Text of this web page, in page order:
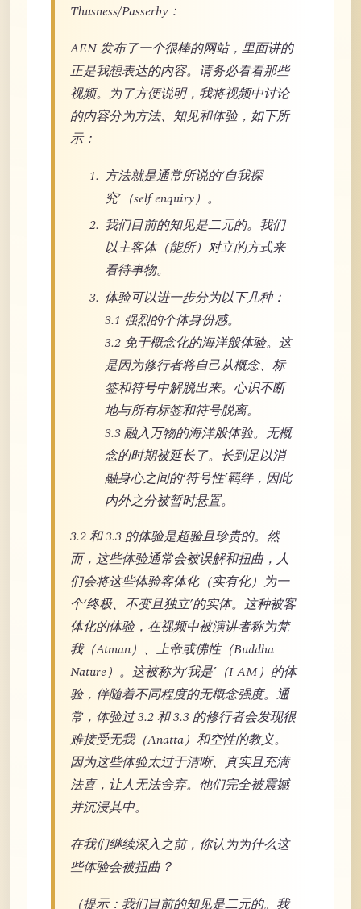
Thusness/Passerby：
AEN 发布了一个很棒的网站，里面讲的
正是我想表达的内容。请务必看看那些
视频。为了方便说明，我将视频中讨论
的内容分为方法、知见和体验，如下所
示：
方法就是通常所说的‘自我探
究’（self enquiry）。
我们目前的知见是二元的。我们
以主客体（能所）对立的方式来
看待事物。
体验可以进一步分为以下几种：
3.1 强烈的个体身份感。
3.2 免于概念化的海洋般体验。这
是因为修行者将自己从概念、标
签和符号中解脱出来。心识不断
地与所有标签和符号脱离。
3.3 融入万物的海洋般体验。无概
念的时期被延长了。长到足以消
融身心之间的‘符号性’羁绊，因此
内外之分被暂时悬置。
3.2 和 3.3 的体验是超验且珍贵的。然
而，这些体验通常会被误解和扭曲，人
们会将这些体验客体化（实有化）为一
个‘终极、不变且独立’的实体。这种被客
体化的体验，在视频中被演讲者称为梵
我（Atman）、上帝或佛性（Buddha
Nature）。这被称为‘我是’（I AM）的体
验，伴随着不同程度的无概念强度。通
常，体验过 3.2 和 3.3 的修行者会发现很
难接受无我（Anatta）和空性的教义。
因为这些体验太过于清晰、真实且充满
法喜，让人无法舍弃。他们完全被震撼
并沉浸其中。
在我们继续深入之前，你认为为什么这
些体验会被扭曲？
（提示：我们目前的知见是二元的。我